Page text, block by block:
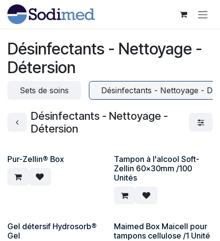
Se rendre au contenu
Désinfectants - Nettoyage -
Détersion
Sets de soins Désinfectants - Nettoyage -
Désinfectants - Nettoyage -
Détersion
Pur-Zellin® Box
Tampon à l'alcool Soft-
Zellin 60x30mm /100
Unités
Gel détersif Hydrosorb®
Gel
Maimed Box Maicell pour
tampons cellulose /1 Unité